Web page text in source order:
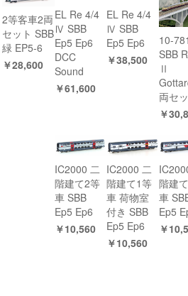
2等客車2両
セット SBB
緑 EP5-6
￥28,600
EL Re 4/4
Ⅳ SBB
Ep5 Ep6
DCC
Sound
￥61,600
EL Re 4/4
Ⅳ SBB
Ep5 Ep6
￥38,500
10-
SBB
Ⅱ
両セ
￥
IC2000 二
階建て2等
車 SBB
Ep5 Ep6
￥10,560
IC2000 二
階建て1等
車 荷物室
付き SBB
Ep5 Ep6
￥10,560
階建
車
Ep5
￥